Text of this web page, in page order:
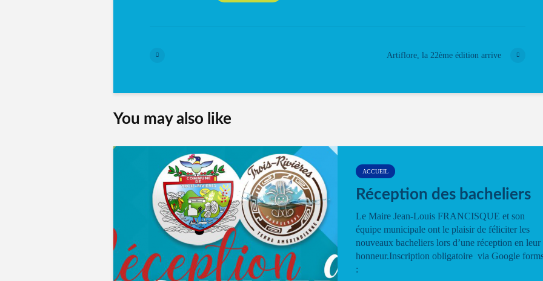
Artiflore, la 22ème édition arrive
You may also like
ACCUEIL
Réception des bacheliers
Le Maire Jean-Louis FRANCISQUE et son
équipe municipale ont le plaisir de féliciter les
nouveaux bacheliers lors d’une réception en leur
honneur.Inscription obligatoire via Google
: